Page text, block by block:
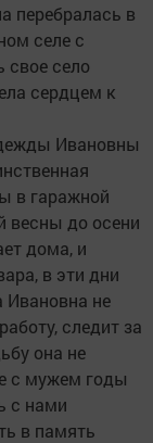
перебралась в
селе с
свое село
сердцем к
Ивановны
в гаражной
весны до осени
дома, и
в эти дни
Ивановна не
следит за
она не
с мужем годы
с нами
в память